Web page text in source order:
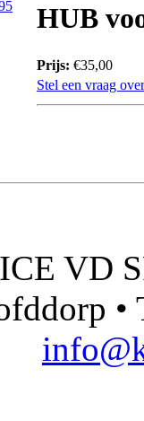
HUB
Prijs: €35,00
Stel een vraag
VD
•